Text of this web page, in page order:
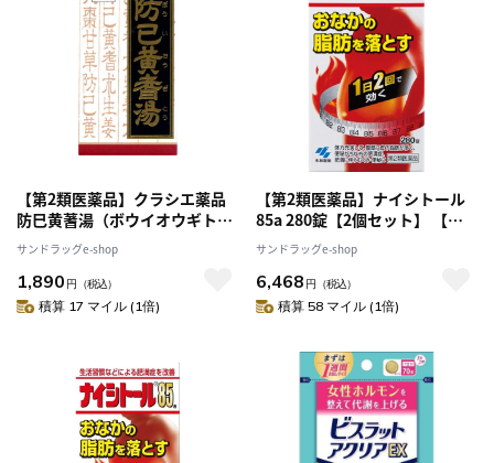
【第2類医薬品】クラシエ薬品
防巳黄蓍湯（ボウイオウギト
ウ） 180錠
サンドラッグe-shop
1,890 円 （税込）
積算 17 マイル (1倍)
【第2類医薬品】ナイシトール
85a 280錠【2個セット】 【セ
ルフメディケーション税制対
象】
サンドラッグe-shop
6,468 円 （税込）
積算 58 マイル (1倍)